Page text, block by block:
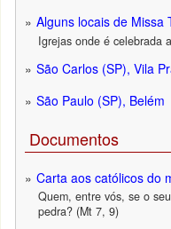
Alguns locais de Missa
Igrejas onde é celebrada
São Carlos (SP), Vila
São Paulo (SP), Belém
Documentos
Carta aos católicos do
Quem, entre vós, se o
pedra? (Mt 7, 9)